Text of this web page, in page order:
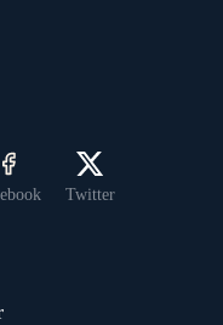
Twitter